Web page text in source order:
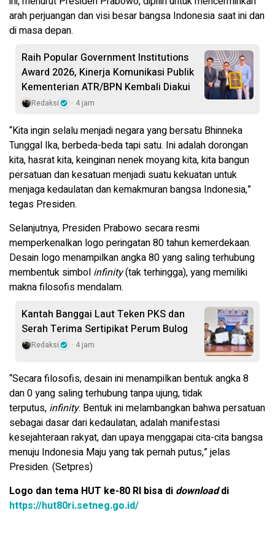
arah perjuangan dan visi besar bangsa Indonesia saat ini dan
di masa depan.
Raih Popular Government Institutions
Award 2026, Kinerja Komunikasi Publik
Kementerian ATR/BPN Kembali Diakui
Redaksi 4 jam
“Kita ingin selalu menjadi negara yang bersatu Bhinneka
Tunggal Ika, berbeda-beda tapi satu. Ini adalah dorongan
kita, hasrat kita, keinginan nenek moyang kita, kita bangun
persatuan dan kesatuan menjadi suatu kekuatan untuk
menjaga kedaulatan dan kemakmuran bangsa Indonesia,”
tegas Presiden.
Selanjutnya, Presiden Prabowo secara resmi
memperkenalkan logo peringatan 80 tahun kemerdekaan.
Desain logo menampilkan angka 80 yang saling terhubung
membentuk simbol infinity(tak terhingga), yang memiliki
makna filosofis mendalam.
Kantah Banggai Laut Teken PKS dan
Serah Terima Sertipikat Perum Bulog
Redaksi 4 jam
“Secara filosofis, desain ini menampilkan bentuk angka 8
dan 0 yang saling terhubung tanpa ujung, tidak
terputus, infinity. Bentuk ini melambangkan bahwa persatuan
sebagai dasar dari kedaulatan, adalah manifestasi
kesejahteraan rakyat, dan upaya menggapai cita-cita bangsa
menuju Indonesia Maju yang tak pernah putus,” jelas
Presiden. (Setpres)
Logo dan tema HUT ke-80 RI bisa di downloaddi
https://hut80ri.setneg.go.id/